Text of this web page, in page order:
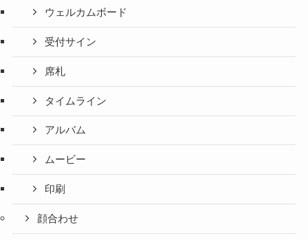
ウェルカムボード
受付サイン
席札
タイムライン
アルバム
ムービー
印刷
顔合わせ